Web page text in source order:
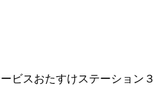
ビスおたすけステーション